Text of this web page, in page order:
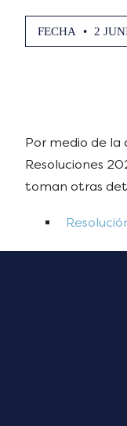
FECHA • 2
Por medio de
Resoluciones
toman otras